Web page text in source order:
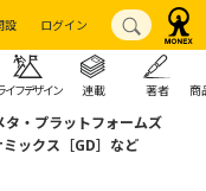
設 ログイン
イフデザイン 連載 著者 商
タ・プラットフォームズ
ミックス［GD］など